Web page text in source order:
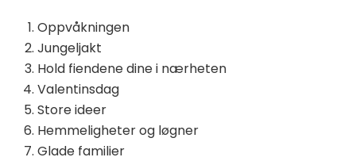
Oppvåkningen
Jungeljakt
Hold fiendene dine i nærheten
Valentinsdag
Store ideer
Hemmeligheter og løgner
Glade familier